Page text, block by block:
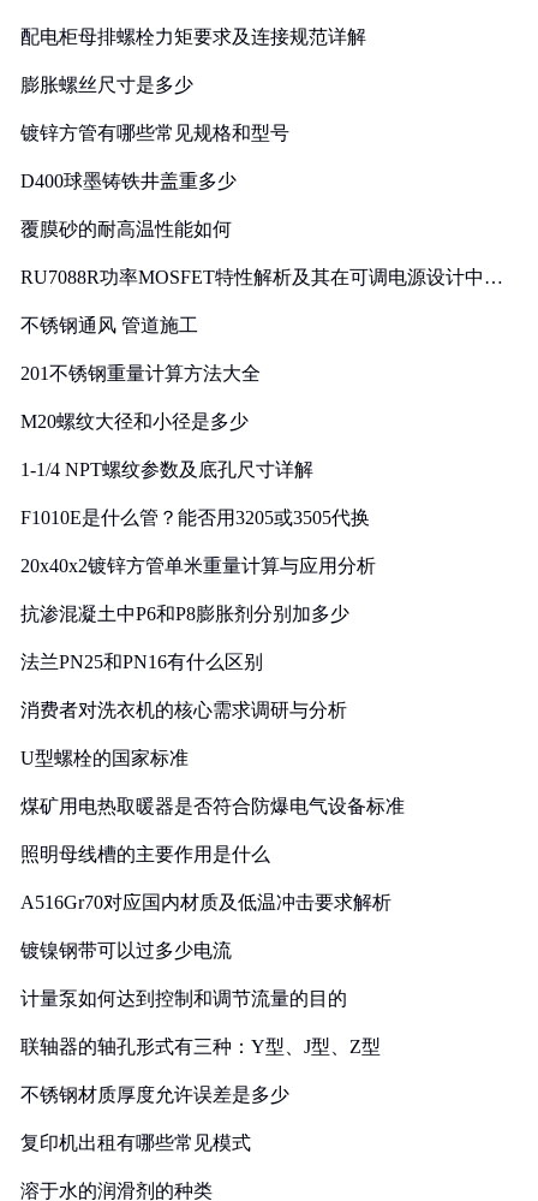
配电柜母排螺栓力矩要求及连接规范详解
膨胀螺丝尺寸是多少
镀锌方管有哪些常见规格和型号
D400球墨铸铁井盖重多少
覆膜砂的耐高温性能如何
RU7088R功率MOSFET特性解析及其在可调电源设计中的
不锈钢通风 管道施工
201不锈钢重量计算方法大全
M20螺纹大径和小径是多少
1-1/4 NPT螺纹参数及底孔尺寸详解
F1010E是什么管？能否用3205或3505代换
20x40x2镀锌方管单米重量计算与应用分析
抗渗混凝土中P6和P8膨胀剂分别加多少
法兰PN25和PN16有什么区别
消费者对洗衣机的核心需求调研与分析
U型螺栓的国家标准
煤矿用电热取暖器是否符合防爆电气设备标准
照明母线槽的主要作用是什么
A516Gr70对应国内材质及低温冲击要求解析
镀镍钢带可以过多少电流
计量泵如何达到控制和调节流量的目的
联轴器的轴孔形式有三种：Y型、J型、Z型
不锈钢材质厚度允许误差是多少
复印机出租有哪些常见模式
溶于水的润滑剂的种类